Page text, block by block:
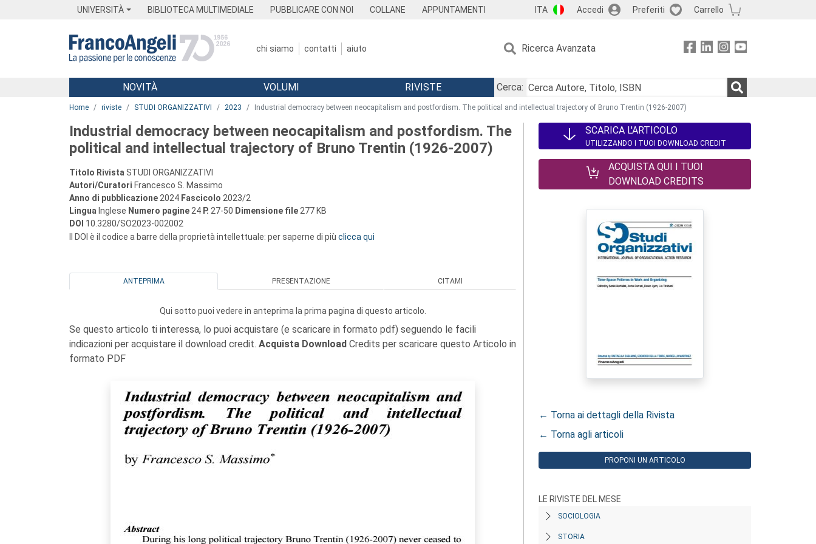
UNIVERSITÀ BIBLIOTECA MULTIMEDIALE PUBBLICARE CON NOI COLLANE APPUNTAMENTI ITA Accedi Preferiti Carrello
chi siamo contatti aiuto Ricerca Avanzata
Menu
NOVITÀ VOLUMI RIVISTE
Cerca:
Home riviste STUDI ORGANIZZATIVI 2023 Industrial democracy between neocapitalism and postfordism. The political and intellectual trajectory of Bruno Trentin (1926-2007)
Industrial democracy between neocapitalism and postfordism. The
political and intellectual trajectory of Bruno Trentin (1926-2007)
Titolo Rivista STUDI ORGANIZZATIVI
Autori/Curatori Francesco S. Massimo
Anno di pubblicazione 2024 Fascicolo 2023/2
Lingua Inglese Numero pagine 24 P. 27-50 Dimensione file 277 KB
DOI 10.3280/SO2023-002002
Il DOI è il codice a barre della proprietà intellettuale: per saperne di più clicca qui
ANTEPRIMA PRESENTAZIONE CITAMI
Qui sotto puoi vedere in anteprima la prima pagina di questo articolo.
Se questo articolo ti interessa, lo puoi acquistare (e scaricare in formato pdf) seguendo le facili
indicazioni per acquistare il download credit. Acquista Download Credits per scaricare questo Articolo in
formato PDF
SCARICA L'ARTICOLO
UTILIZZANDO I TUOI DOWNLOAD CREDIT
ACQUISTA QUI I TUOI
DOWNLOAD CREDITS
← Torna ai dettagli della Rivista
← Torna agli articoli
PROPONI UN ARTICOLO
LE RIVISTE DEL MESE
SOCIOLOGIA
STORIA